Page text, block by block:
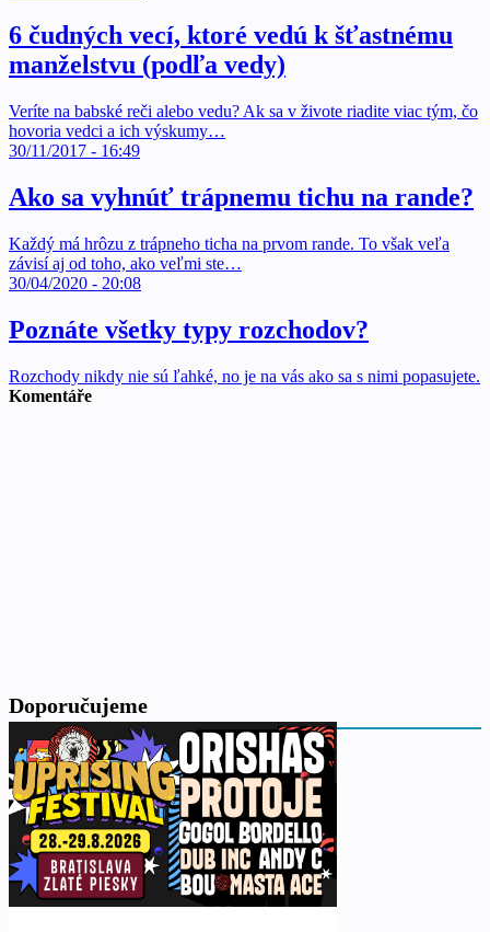
6 čudných vecí, ktoré vedú k šťastnému
manželstvu (podľa vedy)
Veríte na babské reči alebo vedu? Ak sa v živote riadite viac tým, čo
hovoria vedci a ich výskumy…
30/11/2017 - 16:49
Ako sa vyhnúť trápnemu tichu na rande?
Každý má hrôzu z trápneho ticha na prvom rande. To však veľa
závisí aj od toho, ako veľmi ste…
30/04/2020 - 20:08
Poznáte všetky typy rozchodov?
Rozchody nikdy nie sú ľahké, no je na vás ako sa s nimi popasujete.
Komentáře
Doporučujeme